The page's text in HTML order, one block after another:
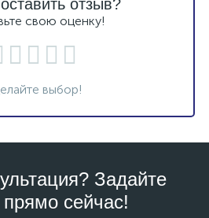
отзыв?
свою оценку!
выбор!
Задайте
сейчас!